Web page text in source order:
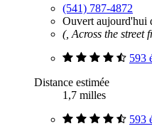
(541) 787-4872
Ouvert aujourd'hui
(, Across the street
593
Distance estimée
1,7 milles
593